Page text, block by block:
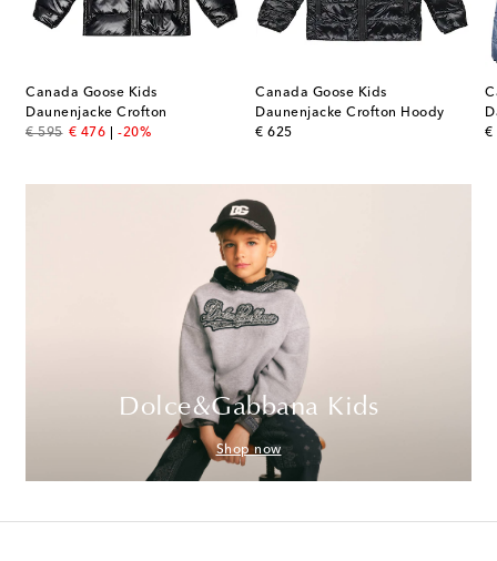
Canada Goose Kids
Daunenjacke Crofton
€ 595
original price
€ 476
discount price
-20%
Canada Goose Kids
Daunenjacke Crofton Hoody
€ 625
original price
€
Dolce&Gabbana Kids
Shop now